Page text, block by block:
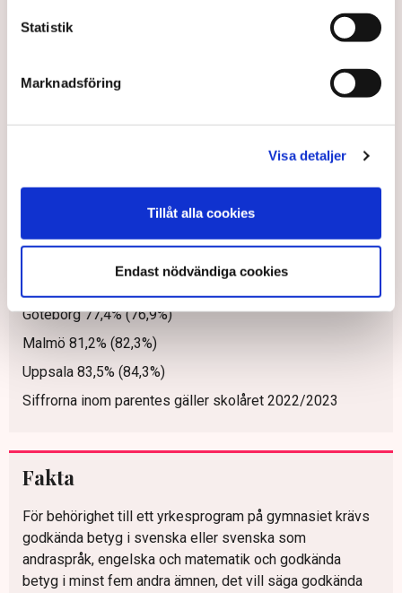
Statistik
Marknadsföring
Visa detaljer
Tillåt alla cookies
Endast nödvändiga cookies
Örebro universitet
Fakta
Göteborg 77,4% (76,9%)
Malmö 81,2% (82,3%)
Uppsala 83,5% (84,3%)
Siffrorna inom parentes gäller skolåret 2022/2023
Fakta
För behörighet till ett yrkesprogram på gymnasiet krävs
godkända betyg i svenska eller svenska som
andraspråk, engelska och matematik och godkända
betyg i minst fem andra ämnen, det vill säga godkända